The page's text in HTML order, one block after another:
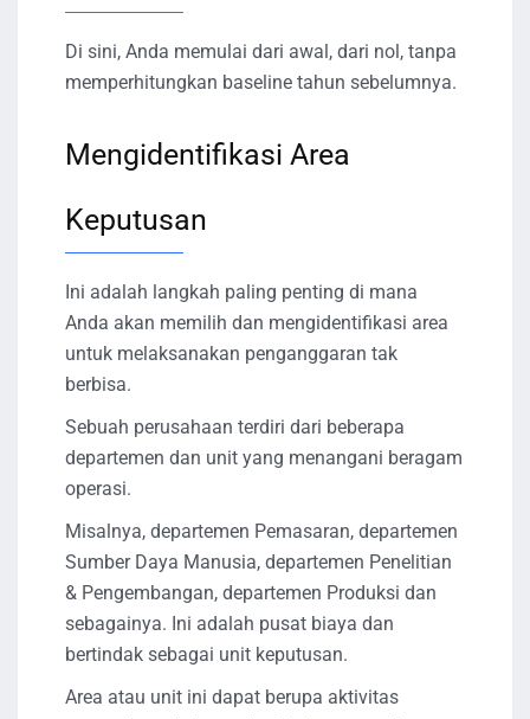
Di sini, Anda memulai dari awal, dari nol, tanpa
memperhitungkan baseline tahun sebelumnya.
Mengidentifikasi Area
Keputusan
Ini adalah langkah paling penting di mana
Anda akan memilih dan mengidentifikasi area
untuk melaksanakan penganggaran tak
berbisa.
Sebuah perusahaan terdiri dari beberapa
departemen dan unit yang menangani beragam
operasi.
Misalnya, departemen Pemasaran, departemen
Sumber Daya Manusia, departemen Penelitian
& Pengembangan, departemen Produksi dan
sebagainya. Ini adalah pusat biaya dan
bertindak sebagai unit keputusan.
Area atau unit ini dapat berupa aktivitas